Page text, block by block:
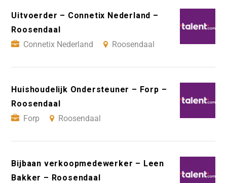
Uitvoerder – Connetix Nederland –
Roosendaal
Connetix Nederland
Roosendaal
Huishoudelijk Ondersteuner – Forp –
Roosendaal
Forp
Roosendaal
Bijbaan verkoopmedewerker – Leen
Bakker – Roosendaal